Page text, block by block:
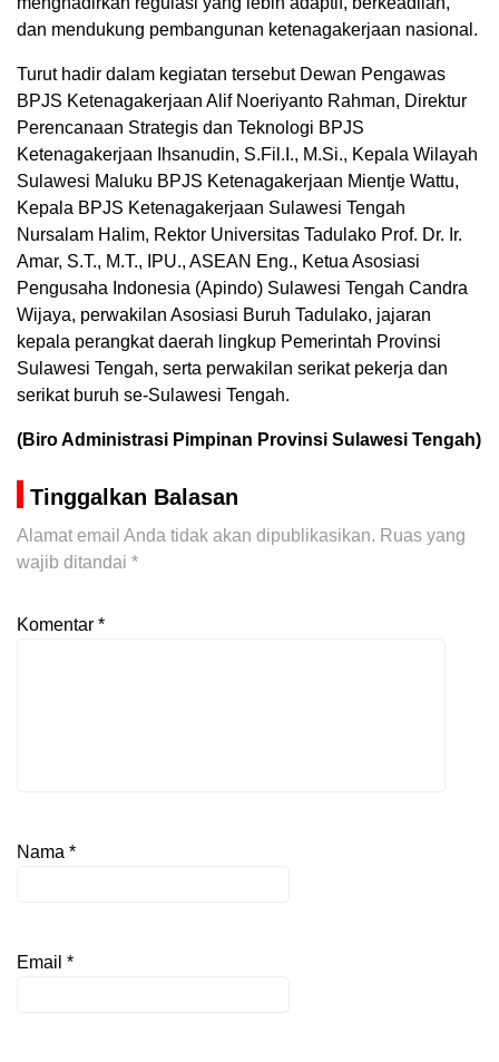
dan mendukung pembangunan ketenagakerjaan nasional.
Turut hadir dalam kegiatan tersebut Dewan Pengawas
BPJS Ketenagakerjaan Alif Noeriyanto Rahman, Direktur
Perencanaan Strategis dan Teknologi BPJS
Ketenagakerjaan Ihsanudin, S.Fil.I., M.Si., Kepala Wilayah
Sulawesi Maluku BPJS Ketenagakerjaan Mientje Wattu,
Kepala BPJS Ketenagakerjaan Sulawesi Tengah
Nursalam Halim, Rektor Universitas Tadulako Prof. Dr. Ir.
Amar, S.T., M.T., IPU., ASEAN Eng., Ketua Asosiasi
Pengusaha Indonesia (Apindo) Sulawesi Tengah Candra
Wijaya, perwakilan Asosiasi Buruh Tadulako, jajaran
kepala perangkat daerah lingkup Pemerintah Provinsi
Sulawesi Tengah, serta perwakilan serikat pekerja dan
serikat buruh se-Sulawesi Tengah.
(Biro Administrasi Pimpinan Provinsi Sulawesi Tengah)
Tinggalkan Balasan
Alamat email Anda tidak akan dipublikasikan. Ruas yang
wajib ditandai *
Komentar *
Nama *
Email *